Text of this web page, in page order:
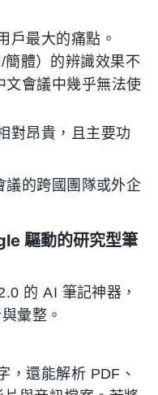
戶最大的痛點。
體）的辨識效果不
文會議中幾乎無法使
對昂貴，且主要功
議的跨國團隊或外企
驅動的研究型筆
的 AI 筆記神器，
彙整。
，還能解析 PDF、